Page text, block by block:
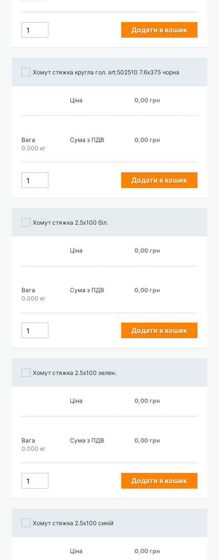
Додати в кошик
Хомут стяжка кругла гол. art.502510 7.6х375 чорна
Ціна 0,00 грн
Вага
0.000 кг
Сума з ПДВ 0,00 грн
Додати в кошик
Хомут стяжка 2.5х100 біл.
Ціна 0,00 грн
Вага
0.000 кг
Сума з ПДВ 0,00 грн
Додати в кошик
Хомут стяжка 2.5х100 зелен.
Ціна 0,00 грн
Вага
0.000 кг
Сума з ПДВ 0,00 грн
Додати в кошик
Хомут стяжка 2.5х100 синій
Ціна 0,00 грн